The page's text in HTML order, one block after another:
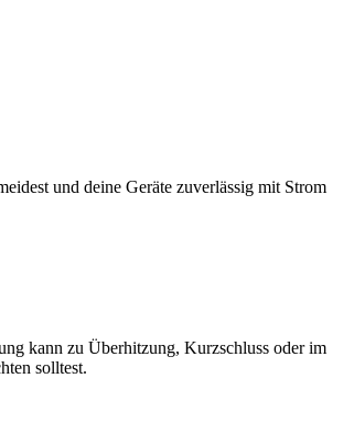
und deine Geräte zuverlässig mit Strom
kann zu Überhitzung, Kurzschluss oder im
solltest.